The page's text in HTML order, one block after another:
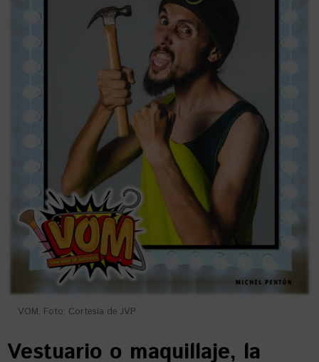
VOM. Foto: Cortesía de JVP
Vestuario o maquillaje, la